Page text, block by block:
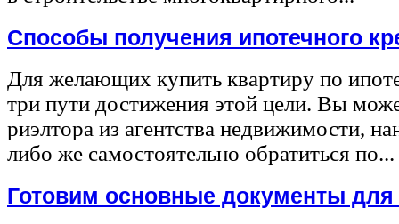
Способы получения ипотечного
Для желающих купить квартиру по
три пути достижения этой цели. Вы
риэлтора из агентства недвижимости,
либо же самостоятельно обратиться по...
Готовим основные документы